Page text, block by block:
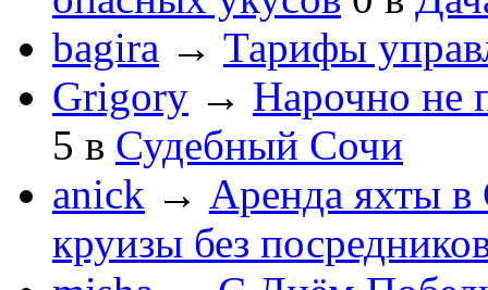
bagira → Тарифы
Grigory → Нарочно не
5 в Судебный Сочи
anick → Аренда яхты в
круизы без